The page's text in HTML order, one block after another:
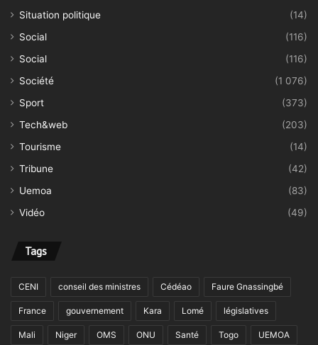
Situation politique
(14)
Social
(116)
Social
(116)
Société
(1 076)
Sport
(373)
Tech&web
(203)
Tourisme
(14)
Tribune
(42)
Uemoa
(83)
Vidéo
(49)
Tags
CENI conseil des ministres Cédéao Faure Gnassingbé
France gouvernement Kara Lomé législatives
Mali Niger OMS ONU Santé Togo UEMOA